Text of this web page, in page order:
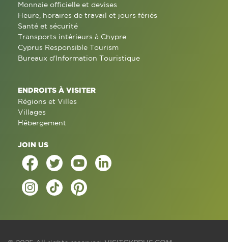
Monnaie officielle et devises
Heure, horaires de travail et jours fériés
Santé et sécurité
Transports intérieurs à Chypre
Cyprus Responsible Tourism
Bureaux d'Information Touristique
ENDROITS À VISITER
Régions et Villes
Villages
Hébergement
JOIN US